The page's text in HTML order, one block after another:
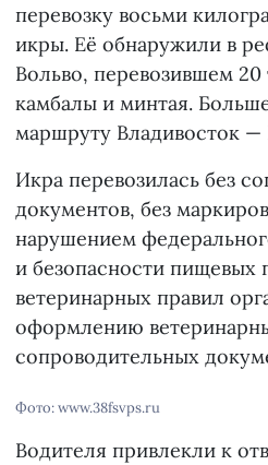
перевозку восьми
икры. Её обнаружили в
Вольво, перевозившем
камбалы и минтая.
маршруту Владивосток —
Икра перевозилась без
документов, без
нарушением
и безопасности пищевых
ветеринарных правил
оформлению
сопроводительных
Фото: www.38fsvps.ru
Водителя привлекли к